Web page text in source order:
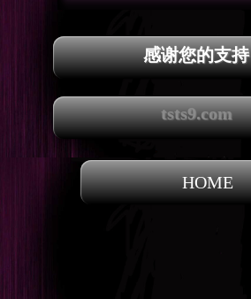
感谢您的支持
tsts9.com
HOME